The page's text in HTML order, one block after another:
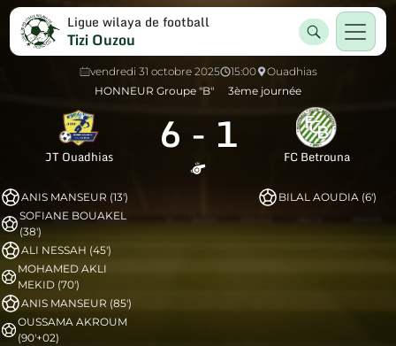
Ligue wilaya de football
Tizi Ouzou
vendredi 31 octobre 2025 15:00
Ouadhias
HONNEUR Groupe "B"
3ème journée
JT Ouadhias 6 - 1 FC Betrouna
ANIS MANSEUR (13')
SOFIANE BOUAKEL
(38')
ALI NESSAH (45')
MOHAMED AKLI
MEKID (70')
ANIS MANSEUR (85')
OUSSAMA AKROUM
(90'+02)
BILAL AOUDIA (6')